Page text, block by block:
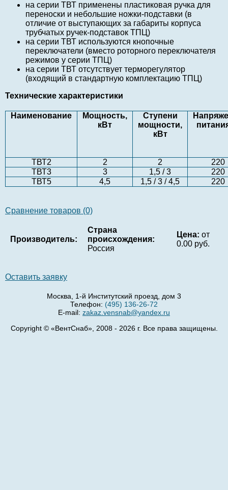
на серии ТВТ применены пластиковая ручка для
переноски и небольшие ножки-подставки (в
отличие от выступающих за габариты корпуса
трубчатых ручек-подставок ТПЦ)
на серии ТВТ используются кнопочные
переключатели (вместо роторного переключателя
режимов у серии ТПЦ)
на серии ТВТ отсутствует терморегулятор
(входящий в стандартную комплектацию ТПЦ)
Технические характеристики
Наименование
Мощность,
кВт
Ступени
мощности,
кВт
ТВТ2 2 2
220
ТВТ3
3 1,5 / 3
220
ТВТ5
4,5 1,5 / 3 / 4,5 220
Сравнение товаров (0)
Производитель:
Страна
происхождения:
Россия
Цена: от
0.00 руб.
Оставить заявку
Москва, 1-й Институтский проезд, дом 3
Телефон: (495) 136-26-72
E-mail: zakaz.vensnab@yandex.ru
Copyright © «ВентСнаб», 2008 - 2026 г. Все права защищены.